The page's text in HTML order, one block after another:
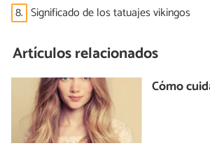
8. Significado de los tatuajes vikingos
Artículos relacionados
Cómo